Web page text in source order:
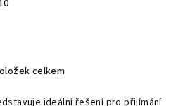
Ocelkem
ideální řešení pro přijímání